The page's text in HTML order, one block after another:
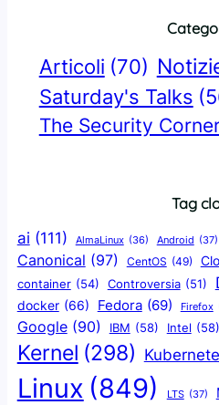
Articoli (70)
Saturday's Talks
The Security
Tag
ai (111) AlmaLinux (36) Android (37)
Canonical (97) CentOS (49)
container (54) Controversia (51)
docker (66) Fedora (69) Firefox
Google (90) IBM (58) Intel (58)
Kernel (298)
Linux (849) LTS (37)